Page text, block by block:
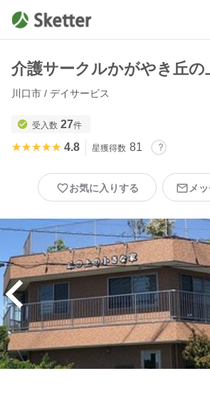
介護サークルかがやき丘の
川口市 / デイサービス
受入数 27件
★★★★★
★★★★★ 4.8 星獲得数 81
お気に入りする メ